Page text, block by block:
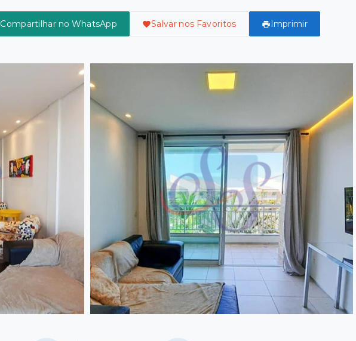
Compartilhar no WhatsApp Salvar nos Favoritos Imprimir